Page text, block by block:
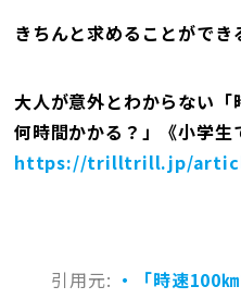
きちんと求めることができ
大人が意外とわからない
何時間かかる？」《小学生
https://trilltrill.jp/
引用元: ・「時速100